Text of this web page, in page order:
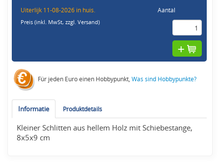
Uiterlijk 11-08-2026 in huis.
Preis (inkl. MwSt,zzgl. Versand)
Aantal
Für jeden Euro einen Hobbypunkt,Was sind Hobbypunkte?
Informatie Produktdetails
Kleiner Schlitten aus hellem Holz mit Schiebestange,
8x5x9 cm